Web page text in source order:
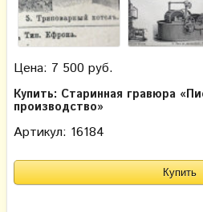
Цена: 7 500 руб.
Купить: Старинная гравюра
производство»
Артикул: 16184